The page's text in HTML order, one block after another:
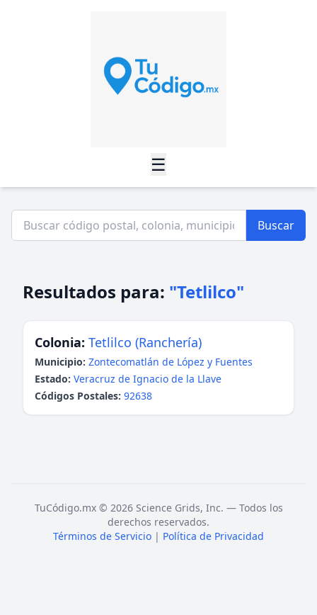
☰
Buscar
Resultados para: "Tetlilco"
Colonia: Tetlilco (Ranchería)
Municipio: Zontecomatlán de López y Fuentes
Estado: Veracruz de Ignacio de la Llave
Códigos Postales: 92638
TuCódigo.mx © 2026 Science Grids, Inc. — Todos los
derechos reservados.
Términos de Servicio | Política de Privacidad